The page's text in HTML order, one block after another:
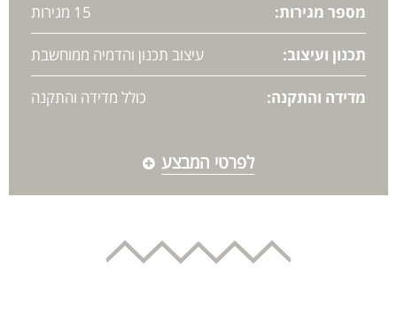
מספר מגירות: 15 מגירות
תכנון ועיצוב: עיצוב תכנון והדמיה ממוחשבת
מדידה והתקנה: כולל מדידה והתקנה
לפרטי המבצע